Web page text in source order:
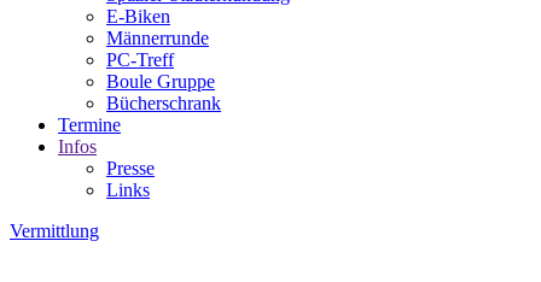
E-Biken
Männerrunde
PC-Treff
Boule Gruppe
Bücherschrank
Termine
Infos
Presse
Links
Vermittlung